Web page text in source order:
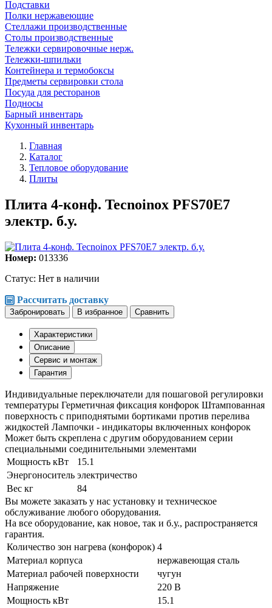
Подставки
Полки нержавеющие
Стеллажи производственные
Столы производственные
Тележки сервировочные нерж.
Тележки-шпильки
Контейнера и термобоксы
Предметы сервировки стола
Посуда для ресторанов
Подносы
Барный инвентарь
Кухонный инвентарь
Главная
Каталог
Тепловое оборудование
Плиты
Плита 4-конф. Tecnoinox PFS70E7
электр. б.у.
Номер: 013336
Статус: Нет в наличии
Рассчитать доставку
Забронировать В избранное Сравнить
Характеристики
Описание
Сервис и монтаж
Гарантия
Индивидуальные переключатели для пошаговой регулировки
температуры Герметичная фиксация конфорок Штампованная
поверхность с приподнятыми бортиками против перелива
жидкостей Лампочки - индикаторы включенных конфорок
Может быть скреплена с другим оборудованием серии
специальными соединительными элементами
Мощность кВт
15.1
Энергоноситель электричество
Вес кг
84
Вы можете заказать у нас установку и техническое
обслуживание любого оборудования.
На все оборудование, как новое, так и б.у., распространяется
гарантия.
Количество зон нагрева (конфорок) 4
Материал корпуса
нержавеющая сталь
Материал рабочей поверхности
чугун
Напряжение
220 В
Мощность кВт
15.1